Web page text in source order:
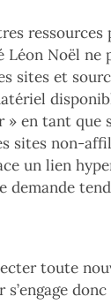
ressources
Léon Noël
sites et
» en tant que
sites non-
un lien
demande
toute